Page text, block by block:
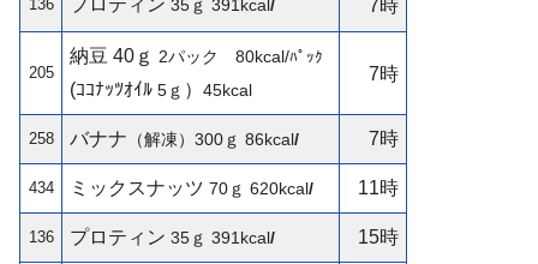
136 35ｇ 391kcal/ 7時
205
納豆 40ｇ 2パック 80kcal/ﾊﾟｯｸ
(ｺｺﾅｯﾂｵｲﾙ5ｇ ）45kcal
7時
258 バナナ （解凍）300ｇ 86kcal/ 7時
434 ミックスナッツ70ｇ 620kcal/ 11時
136 プロティン 35ｇ 391kcal/ 15時